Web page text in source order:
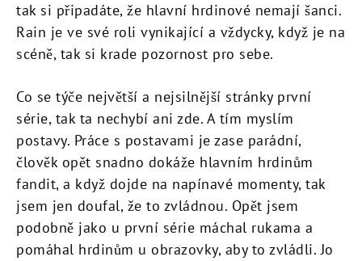
tak si připadáte, že hlavní hrdinové nemají šanci.
Rain je ve své roli vynikající a vždycky, když je na
scéně, tak si krade pozornost pro sebe.
Co se týče největší a nejsilnější stránky první
série, tak ta nechybí ani zde. A tím myslím
postavy. Práce s postavami je zase parádní,
člověk opět snadno dokáže hlavním hrdinům
fandit, a když dojde na napínavé momenty, tak
jsem jen doufal, že to zvládnou. Opět jsem
podobně jako u první série máchal rukama a
pomáhal hrdinům u obrazovky, aby to zvládli. Jo